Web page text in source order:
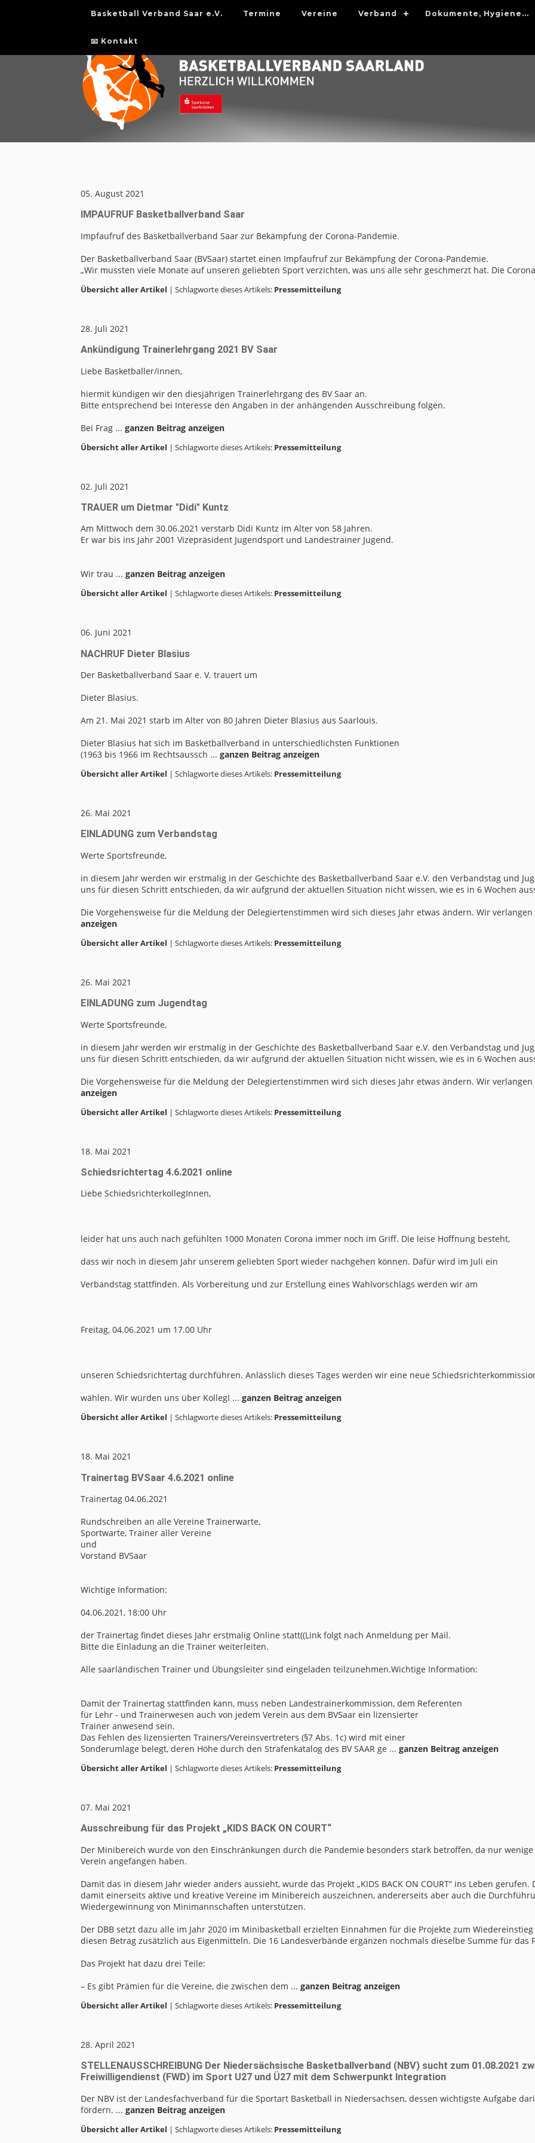
Basketball Verband Saar e.V. Termine Vereine Verband Dokumente, Hygiene...
📧 Kontakt
05. August 2021
IMPAUFRUF Basketballverband Saar
Impfaufruf des Basketballverband Saar zur Bekämpfung der Corona-Pandemie.
Der Basketballverband Saar (BVSaar) startet einen Impfaufruf zur Bekämpfung der Corona-Pandemie.
„Wir mussten viele Monate auf unseren geliebten Sport verzichten, was uns alle sehr geschmerzt hat. Die
Übersicht aller Artikel | Schlagworte dieses Artikels: Pressemitteilung
28. Juli 2021
Ankündigung Trainerlehrgang 2021 BV Saar
Liebe Basketballer/innen,
hiermit kündigen wir den diesjährigen Trainerlehrgang des BV Saar an.
Bitte entsprechend bei Interesse den Angaben in der anhängenden Ausschreibung folgen.
Bei Frag ... ganzen Beitrag anzeigen
Übersicht aller Artikel | Schlagworte dieses Artikels: Pressemitteilung
02. Juli 2021
TRAUER um Dietmar "Didi" Kuntz
Am Mittwoch dem 30.06.2021 verstarb Didi Kuntz im Alter von 58 Jahren.
Er war bis ins Jahr 2001 Vizepräsident Jugendsport und Landestrainer Jugend.
Wir trau ... ganzen Beitrag anzeigen
Übersicht aller Artikel | Schlagworte dieses Artikels: Pressemitteilung
06. Juni 2021
NACHRUF Dieter Blasius
Der Basketballverband Saar e. V. trauert um
Dieter Blasius.
Am 21. Mai 2021 starb im Alter von 80 Jahren Dieter Blasius aus Saarlouis.
Dieter Blasius hat sich im Basketballverband in unterschiedlichsten Funktionen
(1963 bis 1966 im Rechtsaussch ... ganzen Beitrag anzeigen
Übersicht aller Artikel | Schlagworte dieses Artikels: Pressemitteilung
26. Mai 2021
EINLADUNG zum Verbandstag
Werte Sportsfreunde,
in diesem Jahr werden wir erstmalig in der Geschichte des Basketballverband Saar e.V. den Verbandstag und
uns für diesen Schritt entschieden, da wir aufgrund der aktuellen Situation nicht wissen, wie es in 6 Wochen
Die Vorgehensweise für die Meldung der Delegiertenstimmen wird sich dieses Jahr etwas ändern. Wir
anzeigen
Übersicht aller Artikel | Schlagworte dieses Artikels: Pressemitteilung
26. Mai 2021
EINLADUNG zum Jugendtag
Werte Sportsfreunde,
in diesem Jahr werden wir erstmalig in der Geschichte des Basketballverband Saar e.V. den Verbandstag und
uns für diesen Schritt entschieden, da wir aufgrund der aktuellen Situation nicht wissen, wie es in 6 Wochen
Die Vorgehensweise für die Meldung der Delegiertenstimmen wird sich dieses Jahr etwas ändern. Wir
anzeigen
Übersicht aller Artikel | Schlagworte dieses Artikels: Pressemitteilung
18. Mai 2021
Schiedsrichtertag 4.6.2021 online
Liebe SchiedsrichterkollegInnen,
leider hat uns auch nach gefühlten 1000 Monaten Corona immer noch im Griff. Die leise Hoffnung besteht,
dass wir noch in diesem Jahr unserem geliebten Sport wieder nachgehen können. Dafür wird im Juli ein
Verbandstag stattfinden. Als Vorbereitung und zur Erstellung eines Wahlvorschlags werden wir am
Freitag, 04.06.2021 um 17.00 Uhr
unseren Schiedsrichtertag durchführen. Anlässlich dieses Tages werden wir eine neue
wählen. Wir würden uns über KollegI ... ganzen Beitrag anzeigen
Übersicht aller Artikel | Schlagworte dieses Artikels: Pressemitteilung
18. Mai 2021
Trainertag BVSaar 4.6.2021 online
Trainertag 04.06.2021
Rundschreiben an alle Vereine Trainerwarte,
Sportwarte, Trainer aller Vereine
und
Vorstand BVSaar
Wichtige Information:
04.06.2021, 18:00 Uhr
der Trainertag findet dieses Jahr erstmalig Online statt((Link folgt nach Anmeldung per Mail.
Bitte die Einladung an die Trainer weiterleiten.
Alle saarländischen Trainer und Übungsleiter sind eingeladen teilzunehmen.Wichtige Information:
Damit der Trainertag stattfinden kann, muss neben Landestrainerkommission, dem Referenten
für Lehr - und Trainerwesen auch von jedem Verein aus dem BVSaar ein lizensierter
Trainer anwesend sein.
Das Fehlen des lizensierten Trainers/Vereinsvertreters (§7 Abs. 1c) wird mit einer
Sonderumlage belegt, deren Höhe durch den Strafenkatalog des BV SAAR ge ... ganzen Beitrag anzeigen
Übersicht aller Artikel | Schlagworte dieses Artikels: Pressemitteilung
07. Mai 2021
Ausschreibung für das Projekt „KIDS BACK ON COURT“
Der Minibereich wurde von den Einschränkungen durch die Pandemie besonders stark betroffen, da nur
Verein angefangen haben.
Damit das in diesem Jahr wieder anders aussieht, wurde das Projekt „KIDS BACK ON COURT“ ins Leben
damit einerseits aktive und kreative Vereine im Minibereich auszeichnen, andererseits aber auch die
Wiedergewinnung von Minimannschaften unterstützen.
Der DBB setzt dazu alle im Jahr 2020 im Minibasketball erzielten Einnahmen für die Projekte zum
diesen Betrag zusätzlich aus Eigenmitteln. Die 16 Landesverbände ergänzen nochmals dieselbe Summe für das
Das Projekt hat dazu drei Teile:
– Es gibt Prämien für die Vereine, die zwischen dem ... ganzen Beitrag anzeigen
Übersicht aller Artikel | Schlagworte dieses Artikels: Pressemitteilung
28. April 2021
STELLENAUSSCHREIBUNG Der Niedersächsische Basketballverband (NBV) sucht zum 01.08.2021
Freiwilligendienst (FWD) im Sport U27 und Ü27 mit dem Schwerpunkt Integration
Der NBV ist der Landesfachverband für die Sportart Basketball in Niedersachsen, dessen wichtigste Aufgabe
fördern. ... ganzen Beitrag anzeigen
Übersicht aller Artikel | Schlagworte dieses Artikels: Pressemitteilung